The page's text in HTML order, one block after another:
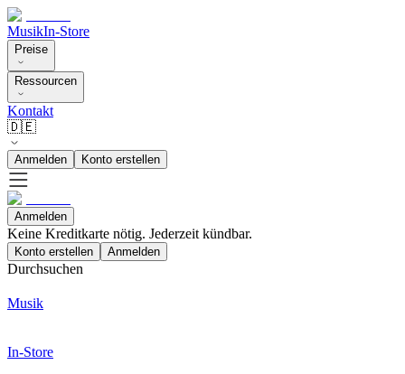
MusikIn-Store
Preise
Ressourcen
Kontakt
🇩🇪
Anmelden Konto erstellen
Anmelden
Keine Kreditkarte nötig. Jederzeit kündbar.
Konto erstellen Anmelden
Durchsuchen
Musik
In-Store